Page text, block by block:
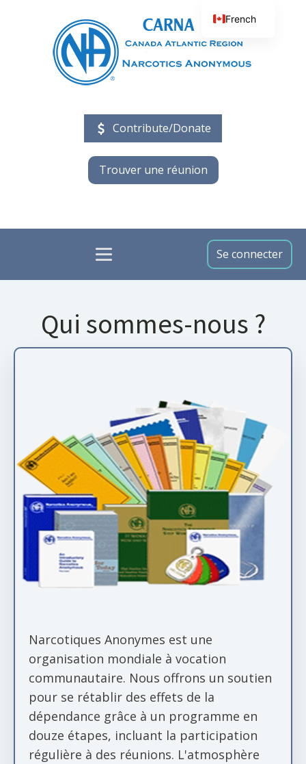
Contribute/Donate
Trouver une réunion
Se connecter
Qui sommes-nous ?
Narcotiques Anonymes est une
organisation mondiale à vocation
communautaire. Nous offrons un soutien
pour se rétablir des effets de la
dépendance grâce à un programme en
douze étapes, incluant la participation
régulière à des réunions. L'atmosphère
French
English